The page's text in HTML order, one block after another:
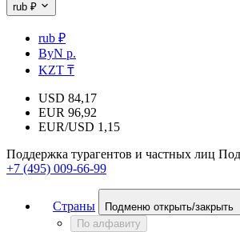
rub ₽
rub ₽
ByN р.
KZT ₸
USD 84,17
EUR 96,92
EUR/USD 1,15
Поддержка турагентов и частных лиц
+7 (495) 009-66-99
Страны
Подменю открыть/закрыть
По алфавиту